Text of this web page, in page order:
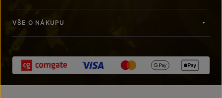
VŠE O NÁKUPU